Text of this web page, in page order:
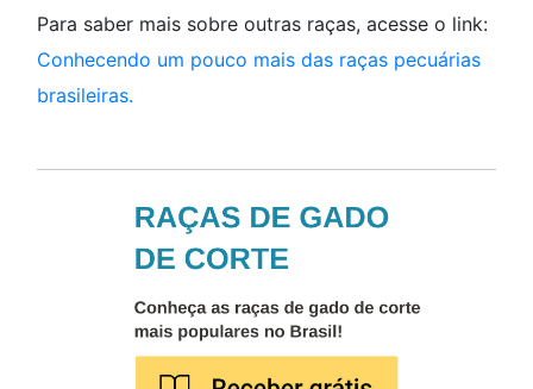
Para saber mais sobre outras raças, acesse o link:
Conhecendo um pouco mais das raças pecuárias
brasileiras.